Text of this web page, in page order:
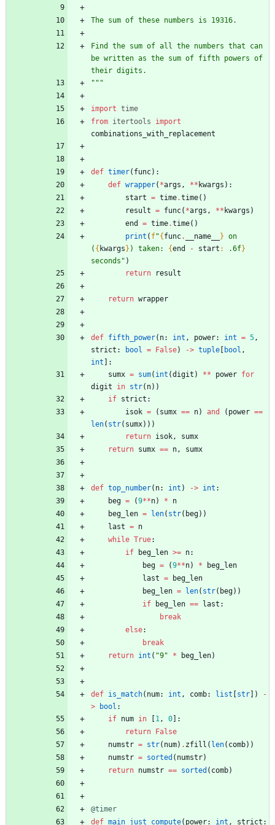
The sum of these numbers is 19316.
Find the sum of all the numbers that can
be written as the sum of fifth powers of
their digits.
"""
import time
from itertools
import
combinations_with_replacement
def timer( func) :
def wrapper( *args , ** kwargs ) :
start = time.time( )
result = func( *args , ** kwargs )
end
= time.time( )
print ( f"{func. __name__ } on
( { kwargs} ) taken: {end - start : .6f}
seconds " )
return
result
return wrapper
def fifth_power( n: int , power: int = 5 ,
strict : bool = False) -> tuple [ bool ,
int ] :
sumx = sum( int (digit ) ** power for
digit
in str( n) )
if strict :
isok = ( sumx == n) and ( power ==
len( str( sumx) ) )
return isok ,
sumx
return sumx == n , sumx
def top_number( n: int ) -> int :
beg = (9**n) *
n
beg_len = len( str( beg) )
last = n
while True:
if
beg_len >= n:
beg = (9**n) *
beg_len
last =
beg_len
beg_len = len( str( beg) )
if
beg_len == last :
break
else:
break
return int ( "9" * beg_len)
def is_match( num: int , comb: list [str] )
-
>
bool :
if num in [1 , 0] :
return False
numstr = str( num) . zfill ( len( comb) )
numstr = sorted ( numstr)
return numstr == sorted ( comb)
@timer
def main_just_compute( power: int , strict :